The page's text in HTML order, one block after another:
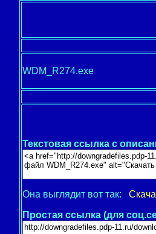
WDM_R274.exe
Текстовая ссылка с
Она выглядит вот так:
Простая ссылка (для